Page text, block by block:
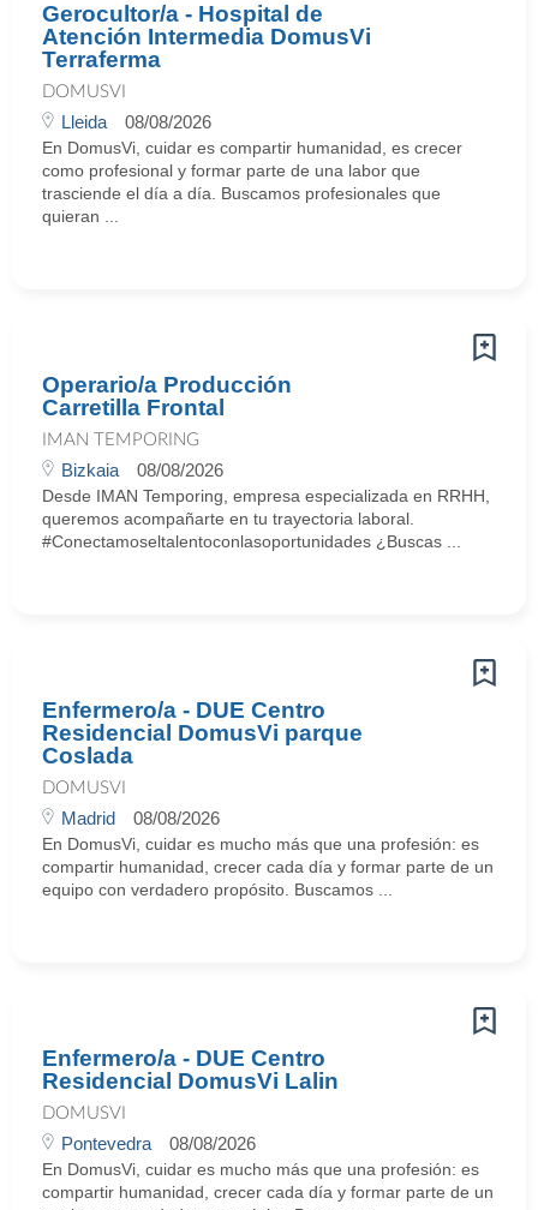
Gerocultor/a - Hospital de
Atención Intermedia DomusVi
Terraferma
DOMUSVI
Lleida 08/08/2026
En DomusVi, cuidar es compartir humanidad, es crecer
como profesional y formar parte de una labor que
trasciende el día a día. Buscamos profesionales que
quieran ...
Operario/a Producción
Carretilla Frontal
IMAN TEMPORING
Bizkaia 08/08/2026
Desde IMAN Temporing, empresa especializada en RRHH,
queremos acompañarte en tu trayectoria laboral.
#Conectamoseltalentoconlasoportunidades ¿Buscas ...
Enfermero/a - DUE Centro
Residencial DomusVi parque
Coslada
DOMUSVI
Madrid 08/08/2026
En DomusVi, cuidar es mucho más que una profesión: es
compartir humanidad, crecer cada día y formar parte de un
equipo con verdadero propósito. Buscamos ...
Enfermero/a - DUE Centro
Residencial DomusVi Lalin
DOMUSVI
Pontevedra 08/08/2026
En DomusVi, cuidar es mucho más que una profesión: es
compartir humanidad, crecer cada día y formar parte de un